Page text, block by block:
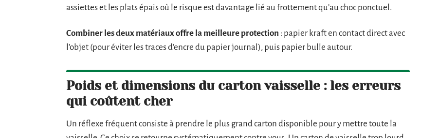
assiettes et les plats épais où le risque est davantage lié au frottement qu’au choc ponctuel.
Combiner les deux matériaux offre la meilleure protection : papier kraft en contact direct avec
l’objet (pour éviter les traces d’encre du papier journal), puis papier bulle autour.
Poids et dimensions du carton vaisselle : les erreurs
qui coûtent cher
Un réflexe fréquent consiste à prendre le plus grand carton disponible pour y mettre toute la